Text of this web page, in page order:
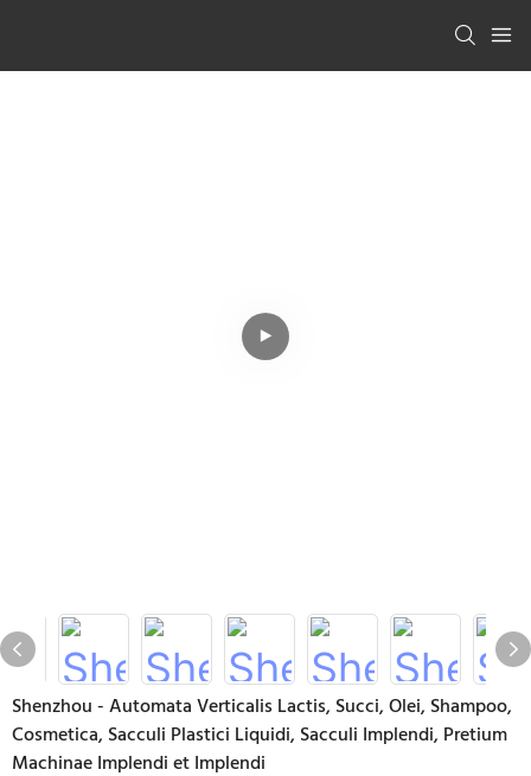
Shenzhou - Automata Verticalis Lactis, Succi, Olei, Shampoo,
Cosmetica, Sacculi Plastici Liquidi, Sacculi Implendi, Pretium
Machinae Implendi et Implendi